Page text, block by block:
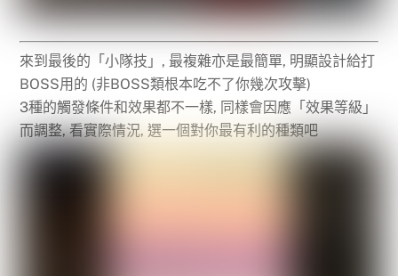
來到最後的「小隊技」, 最複雜亦是最簡單, 明顯設計給打
BOSS用的 (非BOSS類根本吃不了你幾次攻擊)
3種的觸發條件和效果都不一樣, 同樣會因應「效果等級」
而調整, 看實際情況, 選一個對你最有利的種類吧